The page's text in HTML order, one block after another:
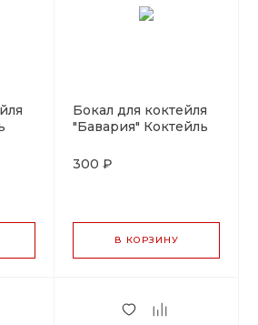
Бокал для коктейля
"Бавария" Коктейль
Barware
300 ₽
В КОРЗИНУ